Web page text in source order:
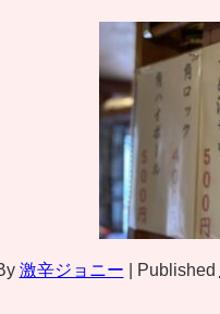
激辛ジョニー Published